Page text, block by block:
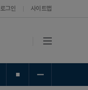
로그인 사이트맵